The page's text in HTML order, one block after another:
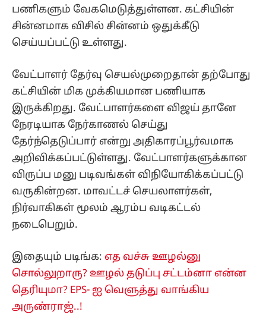
பணிகளும் வேகமெடுத்துள்ளன. கட்சியின்
சின்னமாக விசில் சின்னம் ஒதுக்கீடு
செய்யப்பட்டு உள்ளது.
வேட்பாளர் தேர்வு செயல்முறைதான் தற்போது
கட்சியின் மிக முக்கியமான பணியாக
இருக்கிறது. வேட்பாளர்களை விஜய் தானே
நேரடியாக நேர்காணல் செய்து
தேர்ந்தெடுப்பார் என்று அதிகாரப்பூர்வமாக
அறிவிக்கப்பட்டுள்ளது. வேட்பாளர்களுக்கான
விருப்ப மனு படிவங்கள் விநியோகிக்கப்பட்டு
வருகின்றன. மாவட்டச் செயலாளர்கள்,
நிர்வாகிகள் மூலம் ஆரம்ப வடிகட்டல்
நடைபெறும்.
இதையும் படிங்க: எத வச்சு ஊழல்னு
சொல்லுறாரு? ஊழல் தடுப்பு சட்டம்னா என்ன
தெரியுமா? EPS- ஐ வெளுத்து வாங்கிய
அருண்ராஜ்..!